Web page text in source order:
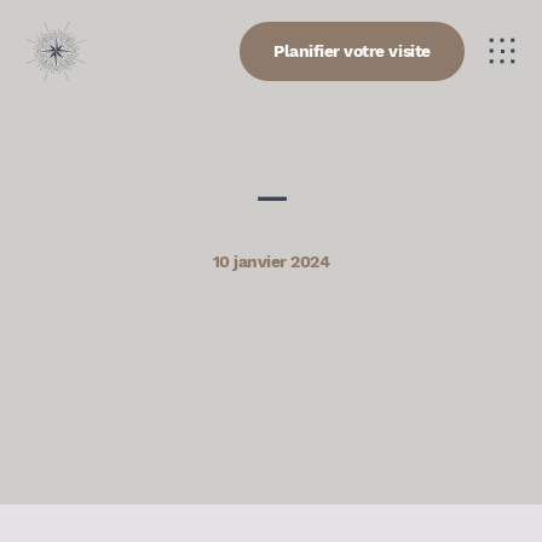
Planifier votre visite
—
10 janvier 2024